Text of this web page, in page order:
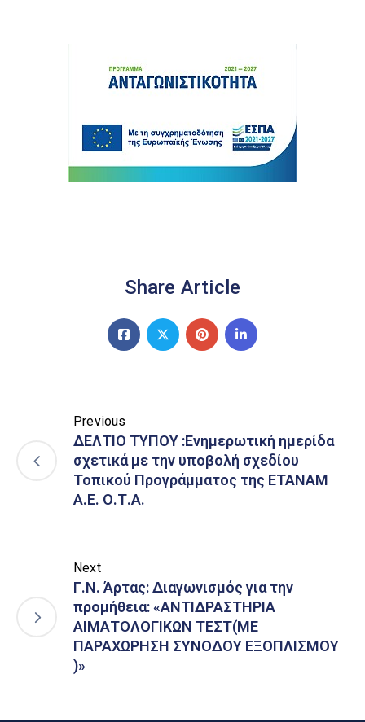
Share Article
Previous
ΔΕΛΤΙΟ ΤΥΠΟΥ :Ενημερωτική ημερίδα
σχετικά με την υποβολή σχεδίου
Τοπικού Προγράμματος της ΕΤΑΝΑΜ
Α.Ε. Ο.Τ.Α.
Next
Γ.Ν. Άρτας: Διαγωνισμός για την
προμήθεια: «ΑΝΤΙΔΡΑΣΤΗΡΙΑ
ΑΙΜΑΤΟΛΟΓΙΚΩΝ ΤΕΣΤ(ΜΕ
ΠΑΡΑΧΩΡΗΣΗ ΣΥΝΟΔΟΥ ΕΞΟΠΛΙΣΜΟΥ
)»